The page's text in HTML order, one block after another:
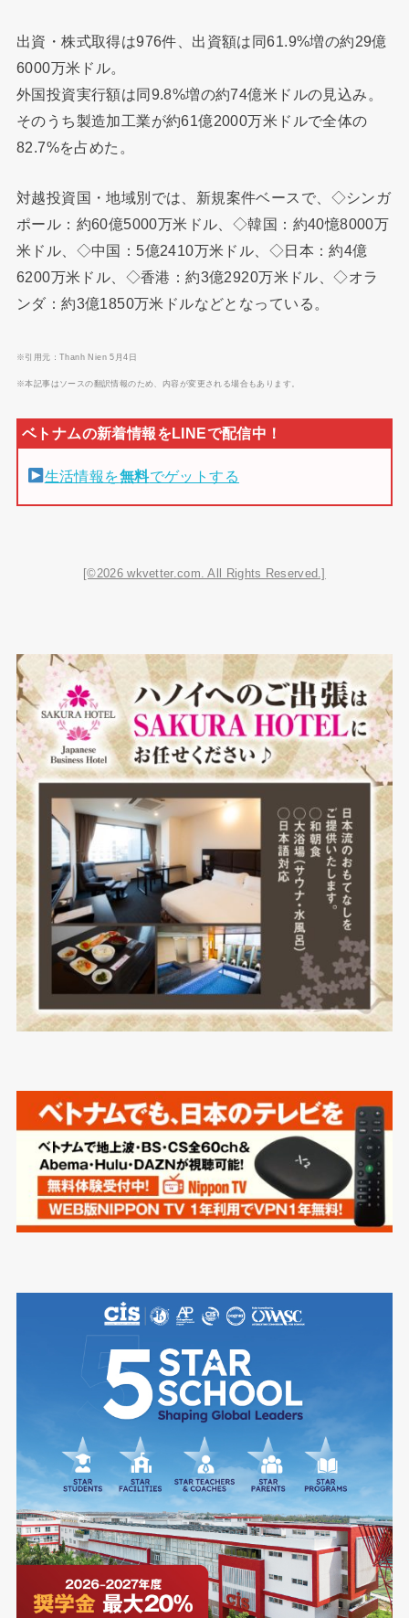
出資・株式取得は976件、出資額は同61.9%増の約29億
6000万米ドル。
外国投資実行額は同9.8%増の約74億米ドルの見込み。
そのうち製造加工業が約61億2000万米ドルで全体の
82.7%を占めた。
対越投資国・地域別では、新規案件ベースで、◇シンガ
ポール：約60億5000万米ドル、◇韓国：約40憶8000万
米ドル、◇中国：5億2410万米ドル、◇日本：約4億
6200万米ドル、◇香港：約3億2920万米ドル、◇オラ
ンダ：約3億1850万米ドルなどとなっている。
※引用元：Thanh Nien 5月4日
※本記事はソースの翻訳情報のため、内容が変更される場合もあります。
生活情報を無料でゲットする
[©2026 wkvetter.com. All Rights Reserved.]